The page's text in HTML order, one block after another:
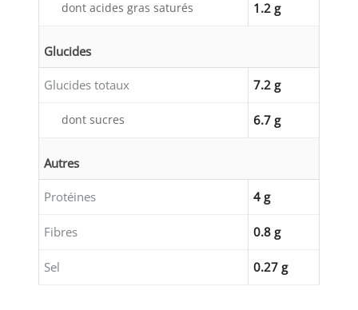
dont acides gras saturés 1.2 g
Glucides
Glucides totaux 7.2 g
dont sucres 6.7 g
Autres
Protéines 4 g
Fibres 0.8 g
Sel 0.27 g